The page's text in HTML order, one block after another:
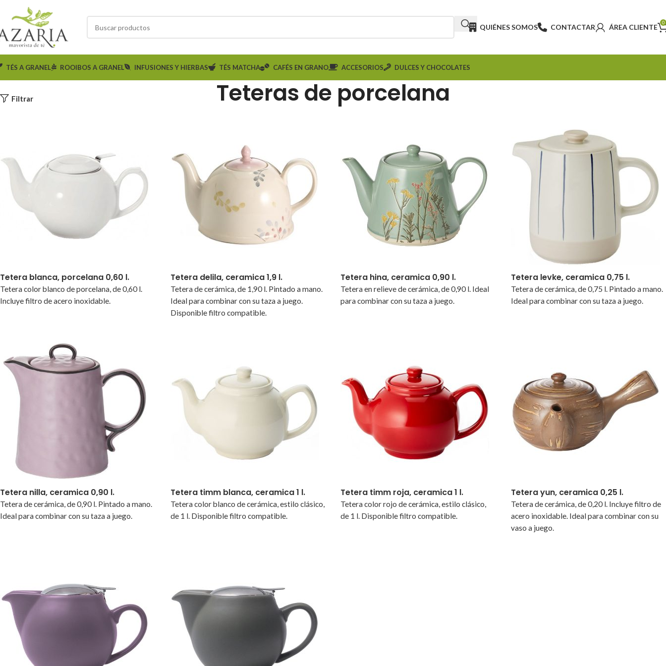
QUIÉNES SOMOS CONTACTAR ÁREA CLIENTE
0
TÉS A GRANEL ROOIBOS A GRANEL INFUSIONES Y HIERBAS TÉS MATCHA CAFÉS EN GRANO ACCESORIOS DULCES Y CHOCOLATES
Teteras de porcelana
Filtrar
Tetera blanca, porcelana 0,60 l.
Tetera color blanco de porcelana, de 0,60 l.
Incluye filtro de acero inoxidable.
Tetera delila, ceramica 1,9 l.
Tetera de cerámica, de 1,90 l. Pintado a mano.
Ideal para combinar con su taza a juego.
Disponible filtro compatible.
Tetera hina, ceramica 0,90 l.
Tetera en relieve de cerámica, de 0,90 l. Ideal
para combinar con su taza a juego.
Tetera levke, ceramica 0,75 l.
Tetera de cerámica, de 0,75 l. Pintado a mano.
Ideal para combinar con su taza a juego.
Tetera nilla, ceramica 0,90 l.
Tetera de cerámica, de 0,90 l. Pintado a mano.
Ideal para combinar con su taza a juego.
Tetera timm blanca, ceramica 1 l.
Tetera color blanco de cerámica, estilo clásico,
de 1 l. Disponible filtro compatible.
Tetera timm roja, ceramica 1 l.
Tetera color rojo de cerámica, estilo clásico,
de 1 l. Disponible filtro compatible.
Tetera yun, ceramica 0,25 l.
Tetera de cerámica, de 0,20 l. Incluye filtro de
acero inoxidable. Ideal para combinar con su
vaso a juego.